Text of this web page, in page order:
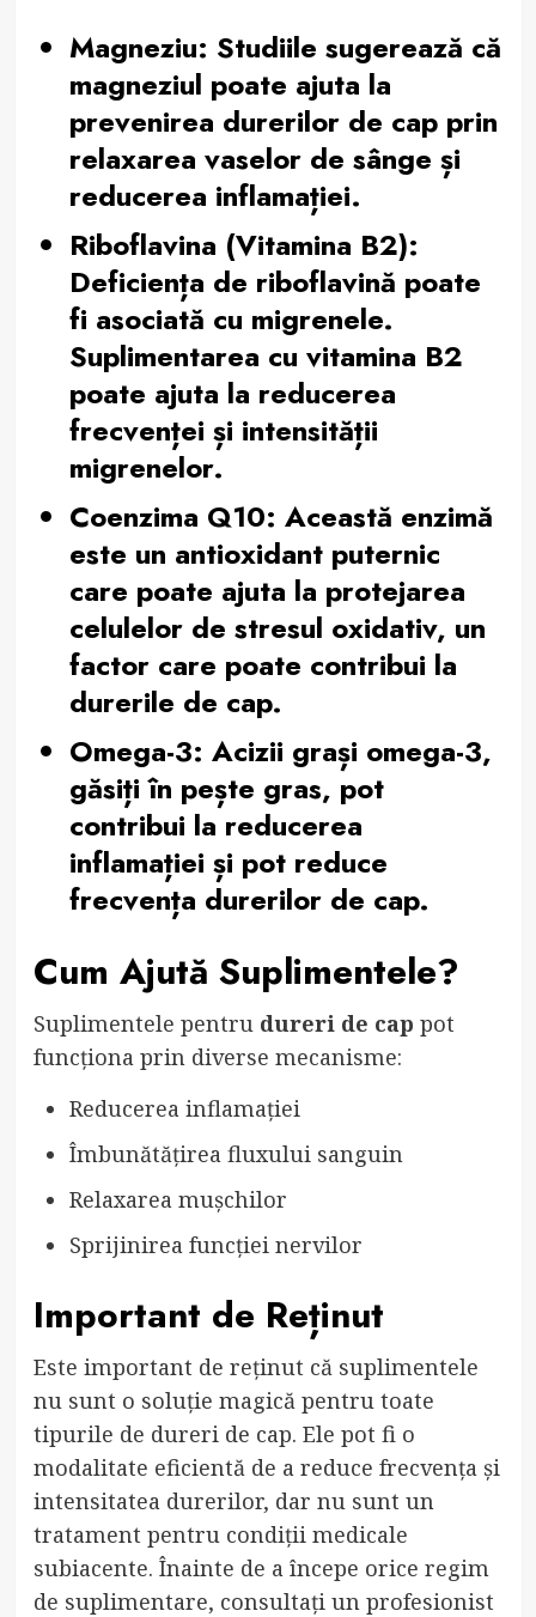
Magneziu: Studiile sugerează că
magneziul poate ajuta la
prevenirea durerilor de cap prin
relaxarea vaselor de sânge și
reducerea inflamației.
Riboflavina (Vitamina B2):
Deficiența de riboflavină poate
fi asociată cu migrenele.
Suplimentarea cu vitamina B2
poate ajuta la reducerea
frecvenței și intensității
migrenelor.
Coenzima Q10: Această enzimă
este un antioxidant puternic
care poate ajuta la protejarea
celulelor de stresul oxidativ, un
factor care poate contribui la
durerile de cap.
Omega-3: Acizii grași omega-3,
găsiți în pește gras, pot
contribui la reducerea
inflamației și pot reduce
frecvența durerilor de cap.
Cum Ajută Suplimentele?
Suplimentele pentru dureri de cap pot
funcționa prin diverse mecanisme:
Reducerea inflamației
Îmbunătățirea fluxului sanguin
Relaxarea mușchilor
Sprijinirea funcției nervilor
Important de Reținut
Este important de reținut că suplimentele
nu sunt o soluție magică pentru toate
tipurile de dureri de cap. Ele pot fi o
modalitate eficientă de a reduce frecvența și
intensitatea durerilor, dar nu sunt un
tratament pentru condiții medicale
subiacente. Înainte de a începe orice regim
de suplimentare, consultați un profesionist